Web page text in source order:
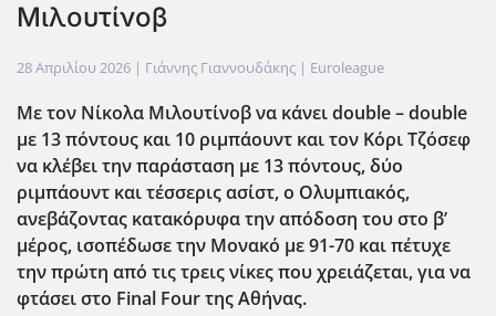
Μιλουτίνοβ
28 Απριλίου 2026 | Γιάννης Γιαννουδάκης | Euroleague
Με τον Νίκολα Μιλουτίνοβ να κάνει double– double
με 13 πόντους και 10 ριμπάουντ και τον Κόρι Τζόσεφ
να κλέβει την παράσταση με 13 πόντους, δύο
ριμπάουντ και τέσσερις ασίστ, ο Ολυμπιακός,
ανεβάζοντας κατακόρυφα την απόδοση του στο β’
μέρος, ισοπέδωσε την Μονακό με 91-70 και πέτυχε
την πρώτη από τις τρεις νίκες που χρειάζεται, για να
φτάσει στο Final Fourτης Αθήνας.